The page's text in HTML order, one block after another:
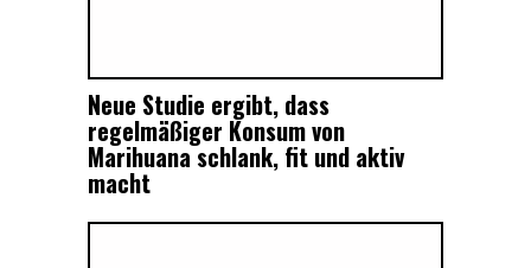
Neue Studie ergibt, dass
regelmäßiger Konsum von
Marihuana schlank, fit und aktiv
macht